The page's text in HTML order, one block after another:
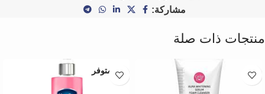
مشاركة:
منتجات ذات صلة
غير متوفر